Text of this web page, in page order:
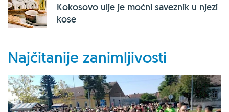
Kokosovo ulje je moćni saveznik u njezi
kose
Najčitanije zanimljivosti